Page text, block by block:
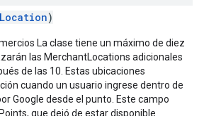
)
La clase tiene un máximo de diez
las MerchantLocations adicionales
de las 10. Estas ubicaciones
cuando un usuario ingrese dentro de
Google desde el punto. Este campo
que dejó de estar disponible.